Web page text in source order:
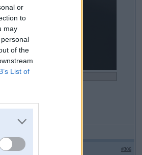
or
to
may
of the
List of
#306